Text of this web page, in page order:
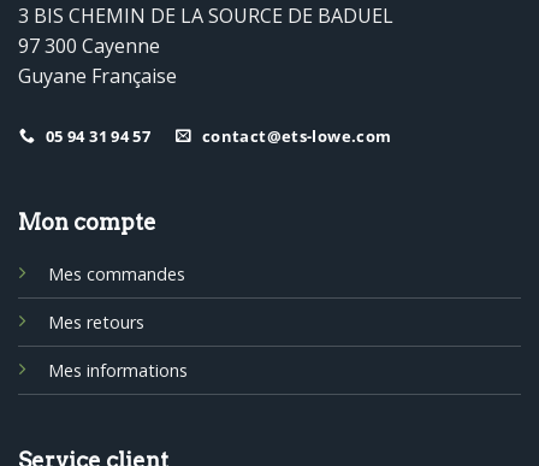
3 BIS CHEMIN DE LA SOURCE DE BADUEL
97 300 Cayenne
Guyane Française
05 94 31 94 57 contact@ets-lowe.com
Mon compte
Mes commandes
Mes retours
Mes informations
Service client